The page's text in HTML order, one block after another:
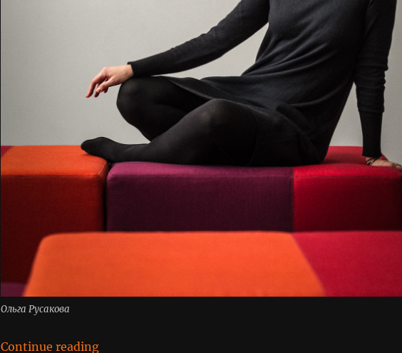
Ольга Русакова
Continue reading“Ольга Русакова”